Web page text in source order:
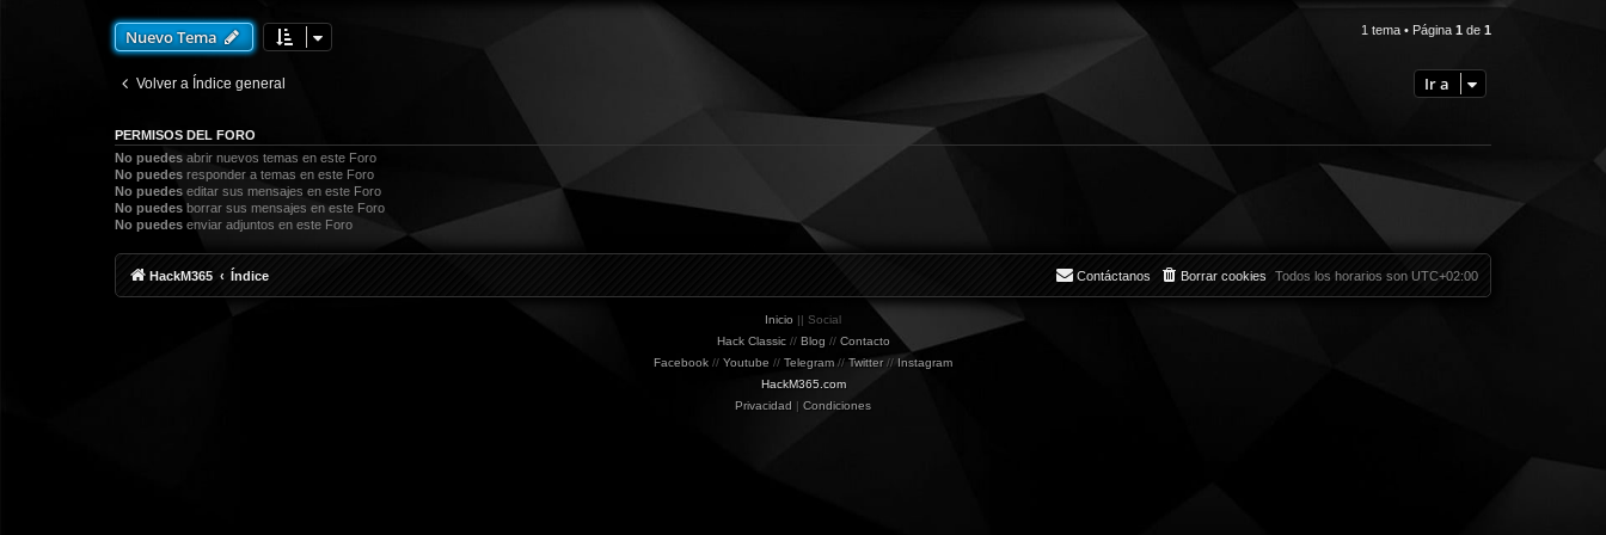
Nuevo Tema 1 tema • Página 1 de 1
Volver a Índice general Ir a
PERMISOS DEL FORO
No puedes abrir nuevos temas en este Foro
No puedes responder a temas en este Foro
No puedes editar sus mensajes en este Foro
No puedes borrar sus mensajes en este Foro
No puedes enviar adjuntos en este Foro
HackM365 Índice Todos los horarios son UTC+02:00
Borrar cookies
Contáctanos
Inicio || Social
Hack Classic// Blog // Contacto
Facebook // Youtube // Telegram // Twitter// Instagram
HackM365.com
Privacidad | Condiciones